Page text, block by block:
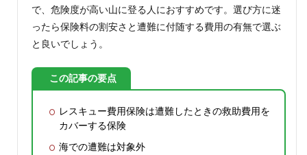
で、危険度が高い山に登る人におすすめです。選び方に迷
ったら保険料の割安さと遭難に付随する費用の有無で選ぶ
と良いでしょう。
この記事の要点
レスキュー費用保険は遭難したときの救助費用を
カバーする保険
海での遭難は対象外